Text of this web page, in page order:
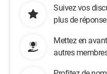
Suivez vos
plus de
Mettez en
autres